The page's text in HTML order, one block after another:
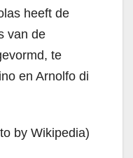
heeft de
van de
te
en Arnolfo di